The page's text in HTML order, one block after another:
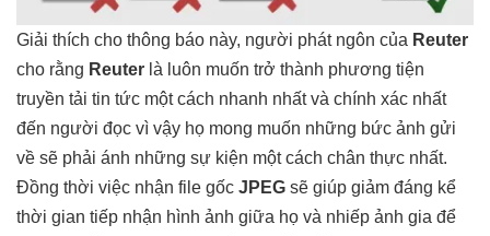
Giải thích cho thông báo này, người phát ngôn của Reuter
cho rằng Reuter là luôn muốn trở thành phương tiện
truyền tải tin tức một cách nhanh nhất và chính xác nhất
đến người đọc vì vậy họ mong muốn những bức ảnh gửi
về sẽ phải ánh những sự kiện một cách chân thực nhất.
Đồng thời việc nhận file gốc JPEG sẽ giúp giảm đáng kể
thời gian tiếp nhận hình ảnh giữa họ và nhiếp ảnh gia để